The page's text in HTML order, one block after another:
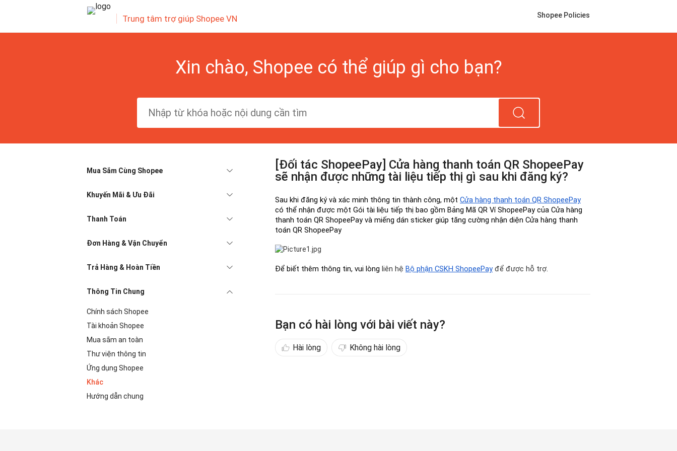
Trung tâm trợ giúp Shopee VN Shopee Policies
Xin chào, Shopee có thể giúp gì cho bạn?
Mua Sắm Cùng Shopee
Khuyến Mãi & Ưu Đãi
Thanh Toán
Đơn Hàng & Vận Chuyển
Trả Hàng & Hoàn Tiền
Thông Tin Chung
Chính sách Shopee
Tài khoản Shopee
Mua sắm an toàn
Thư viện thông tin
Ứng dụng Shopee
Khác
Hướng dẫn chung
[Đối tác ShopeePay] Cửa hàng thanh toán QR ShopeePay
sẽ nhận được những tài liệu tiếp thị gì sau khi đăng ký?
Sau khi đăng ký và xác minh thông tin thành công, một Cửa hàng thanh toán QR ShopeePay
có thể nhận được một Gói tài liệu tiếp thị bao gồm Bảng Mã QR Ví ShopeePay của Cửa hàng
thanh toán QR ShopeePay và miếng dán sticker giúp tăng cường nhận diện Cửa hàng thanh
toán QR ShopeePay
Để biết thêm thông tin, vui lòng liên hệ Bộ phận CSKH ShopeePay để được hỗ trợ.
Bạn có hài lòng với bài viết này?
Hài lòng Không hài lòng